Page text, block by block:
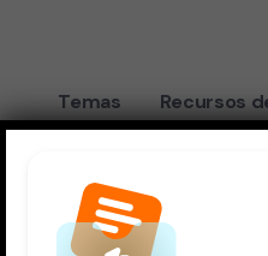
Temas Recursos
que usan dispositivos